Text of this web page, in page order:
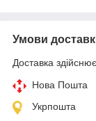
Умови
Доставка
Нова Пошта
Укрпошта